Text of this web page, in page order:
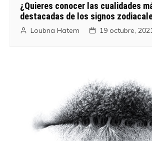
¿Quieres conocer las cualidades
destacadas de los signos
Loubna Hatem 19 octubre,